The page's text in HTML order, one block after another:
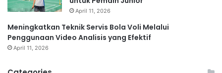
April 11, 2026
Meningkatkan Teknik Servis Bola Voli Melalui
Penggunaan Video Analisis yang Efektif
April 11, 2026